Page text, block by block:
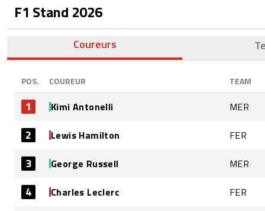
F1 Stand 2026
Coureurs
POS. COUREUR TEAM
1 Kimi Antonelli MER
2 Lewis Hamilton FER
3 George Russell MER
4 Charles Leclerc FER